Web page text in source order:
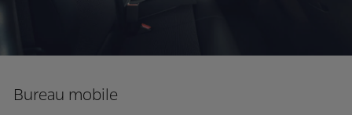
Bureau mobile